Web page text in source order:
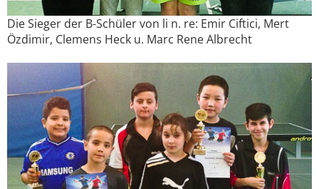
Die Sieger der B-Schüler von li n. re: Emir Ciftici, Mert
Özdimir, Clemens Heck u. Marc Rene Albrecht